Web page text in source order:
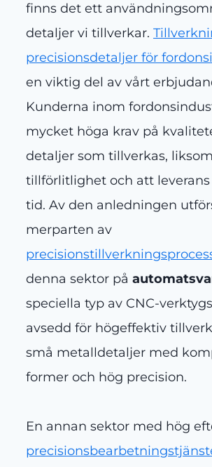
finns det ett
detaljer vi tillverkar.
precisionsdetaljer för
en viktig del av vårt
Kunderna inom
mycket höga krav på
detaljer som tillverkas,
tillförlitlighet och att
tid. Av den anledningen
merparten av
denna sektor på
speciella typ av CNC-
avsedd för högeffektiv
små metalldetaljer med
former och hög precision.
En annan sektor med hög